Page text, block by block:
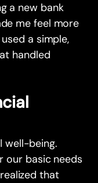
a new bank
me feel more
a simple,
handled
well-being.
our basic needs
that